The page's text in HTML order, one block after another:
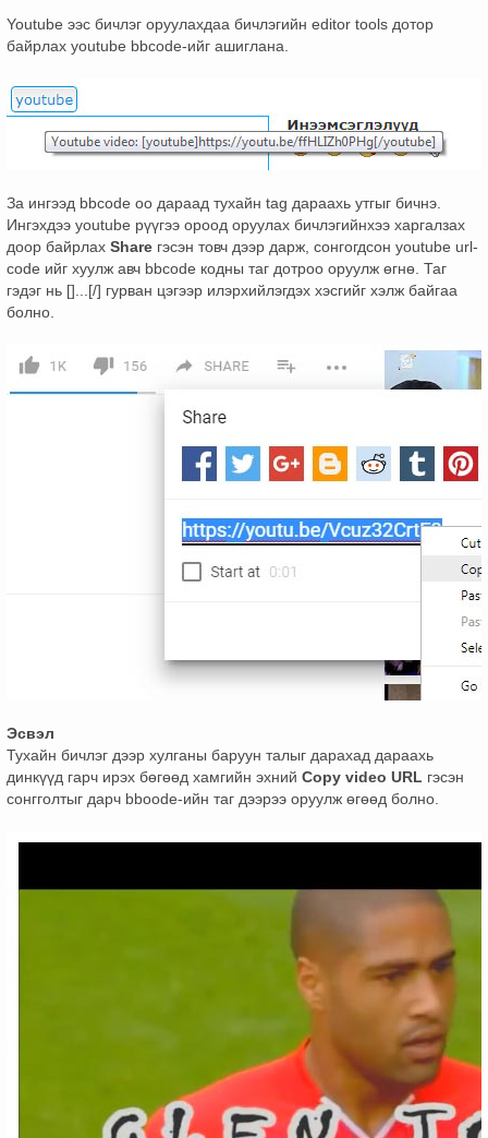
Youtube ээс бичлэг оруулахдаа бичлэгийн editor tools дотор
байрлах youtube bbcode-ийг ашиглана.
За ингээд bbcode оо дараад тухайн tag дараахь утгыг бичнэ.
Ингэхдээ youtube рүүгээ ороод оруулах бичлэгийнхээ харгалзах
доор байрлах Share гэсэн товч дээр дарж, сонгогдсон youtube url-
code ийг хуулж авч bbcode кодны таг дотроо оруулж өгнө. Таг
гэдэг нь []...[/] гурван цэгээр илэрхийлэгдэх хэсгийг хэлж байгаа
болно.
Эсвэл
Тухайн бичлэг дээр хулганы баруун талыг дарахад дараахь
динкүүд гарч ирэх бөгөөд хамгийн эхний Copy video URL гэсэн
сонгголтыг дарч bboode-ийн таг дээрээ оруулж өгөөд болно.